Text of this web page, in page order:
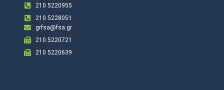
210 5220955
210 5228051
grfsa@fsa.gr
210 5220721
210 5220639